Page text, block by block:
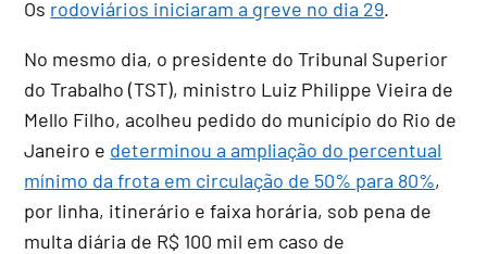
Os rodoviários iniciaram a greve no dia 29.
No mesmo dia, o presidente do Tribunal Superior
do Trabalho (TST), ministro Luiz Philippe Vieira de
Mello Filho, acolheu pedido do município do Rio de
Janeiro e determinou a ampliação do percentual
mínimo da frota em circulação de 50% para 80%,
por linha, itinerário e faixa horária, sob pena de
multa diária de R$ 100 mil em caso de